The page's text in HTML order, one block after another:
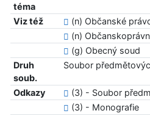
téma
Viz též
(n) Občanské
(n)
(g) Obecný soud
Druh
soub.
Soubor
Odkazy
(3) - Soubor
(3) - Monografie